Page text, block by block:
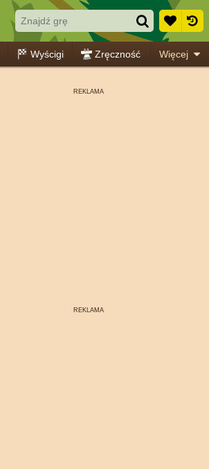
Wyścigi Zręczność Więcej